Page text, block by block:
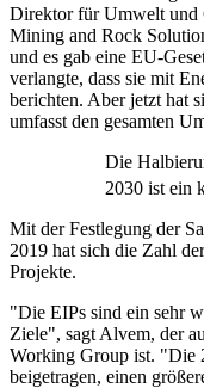
Direktor für Umwelt und
Mining and Rock
und es gab eine EU-
verlangte, dass sie mit
berichten. Aber jetzt hat
umfasst den gesamten
Die
2030 ist ein
Mit der Festlegung der
2019 hat sich die Zahl
Projekte.
"Die EIPs sind ein sehr
Ziele", sagt Alvem, der
Working Group ist. "Die
beigetragen, einen